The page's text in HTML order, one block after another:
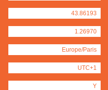
43.86193
1.26970
Europe/Paris
UTC+1
Y